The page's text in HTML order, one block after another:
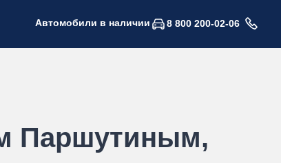
Автомобили в наличии 8 800 200-02-06
Паршутиным,